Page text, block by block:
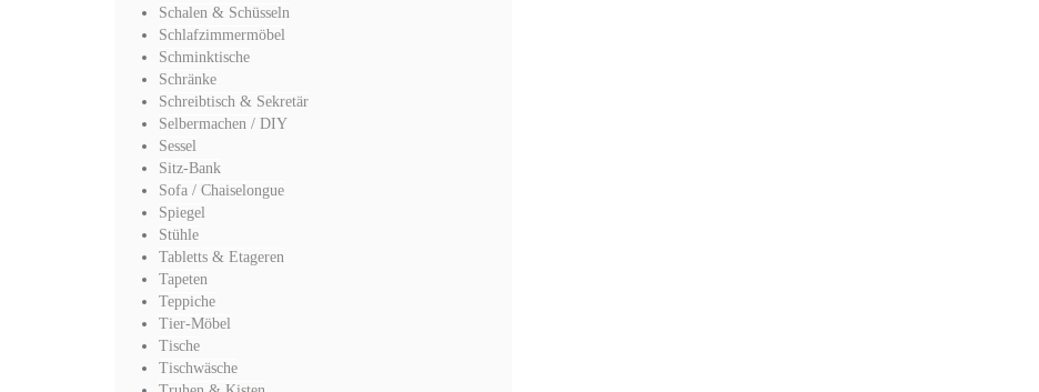
Schalen & Schüsseln
Schlafzimmermöbel
Schminktische
Schränke
Schreibtisch & Sekretär
Selbermachen / DIY
Sessel
Sitz-Bank
Sofa / Chaiselongue
Spiegel
Stühle
Tabletts & Etageren
Tapeten
Teppiche
Tier-Möbel
Tische
Tischwäsche